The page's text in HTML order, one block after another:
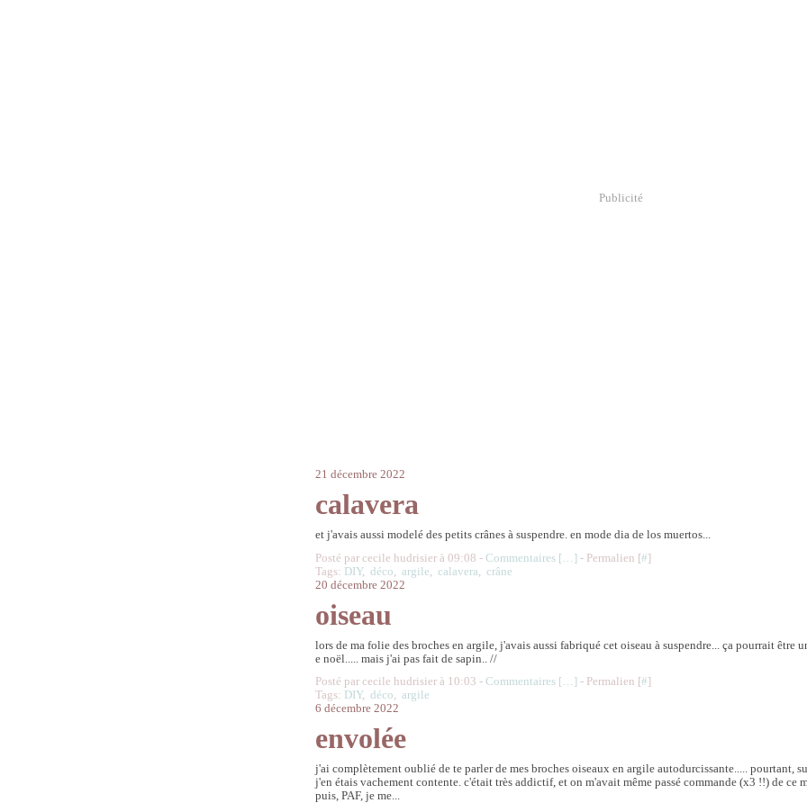
Publicité
21 décembre 2022
calavera
et j'avais aussi modelé des petits crânes à suspendre. en mode dia de los muertos...
Posté par cecile hudrisier à 09:08 -Commentaires […] - Permalien [#]
Tags: DIY,déco,argile,calavera,crâne
20 décembre 2022
oiseau
lors de ma folie des broches en argile, j'avais aussi fabriqué cet oiseau à suspendre... ça pourrait être
e noël..... mais j'ai pas fait de sapin.. //
Posté par cecile hudrisier à 10:03 -Commentaires […] - Permalien [#]
Tags: DIY,déco,argile
6 décembre 2022
envolée
j'ai complètement oublié de te parler de mes broches oiseaux en argile autodurcissante..... pourtant,
j'en étais vachement contente. c'était très addictif, et on m'avait même passé commande (x3 !!) de ce
puis, PAF, je me...